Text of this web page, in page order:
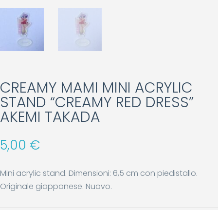
CREAMY MAMI MINI ACRYLIC
STAND “CREAMY RED DRESS”
AKEMI TAKADA
5,00 €
Mini acrylic stand. Dimensioni: 6,5 cm con piedistallo.
Originale giapponese. Nuovo.